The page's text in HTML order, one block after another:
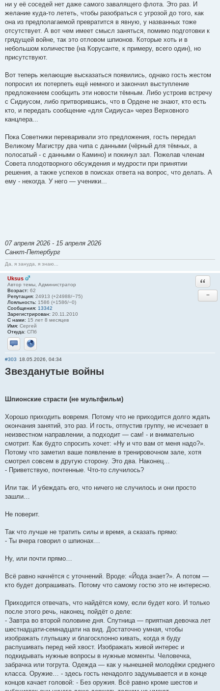
ни у её соседей нет даже самого завалящего флота. Это раз. И
желание куда-то лететь, чтобы разобраться с угрозой до того, как
она из предполагаемой превратится в явную, у названных тоже
отсутствует. А вот чем имеет смысл заняться, помимо подготовки к
грядущей войне, так это отловом шпионов. Которые хоть и в
небольшом количестве (на Корусанте, к примеру, всего один), но
присутствуют.
Вот теперь желающие высказаться появились, однако гость жестом
попросил их потерпеть ещё немного и закончил выступление
предложением сообщить эти новости тёмным. Либо устроив встречу
с Сидиусом, либо притворившись, что в Ордене не знают, кто есть
кто, и передать сообщение «для Сидиуса» через Верховного
канцлера...
Пока Советники переваривали это предложения, гость передал
Великому Магистру два чипа с данными (чёрный для тёмных, а
полосатый - с данными о Камино) и покинул зал. Пожелав членам
Совета плодотворного обсуждения и мудрости при принятии
решения, а также успехов в поисках ответа на вопрос, что делать. А
ему - некогда. У него — ученики...
07 апреля 2026 - 15 апреля 2026
Санкт-Петербург
Да, я зануда, я знаю...
Uksus
Автор темы, Администратор
Возраст: 62
Репутация: 24913 (+24988/−75)
Лояльность: 1586 (+1586/−0)
Сообщения: 13342
Зарегистрирован: 20.11.2010
С нами: 15 лет 8 месяцев
Имя: Сергей
Откуда: СПб
Отправить личное сообщение
Сайт
−
#303 18.05.2026, 04:34
Звезданутые войны
Шпионские страсти (не мультфильм)
Хорошо приходить вовремя. Потому что не приходится долго ждать
окончания занятий, это раз. И гость, отпустив группу, не исчезает в
неизвестном направлении, а подходит — сам! - и внимательно
смотрит. Как будто спросить хочет: «Ну и что вам от меня надо?».
Потому что заметил ваше появление в тренировочном зале, хотя
смотрел совсем в другую сторону. Это два. Наконец…
- Приветствую, почтенные. Что-то случилось?
Или так. И убеждать его, что ничего не случилось и они просто
зашли…
Не поверит.
Так что лучше не тратить силы и время, а сказать прямо:
- Ты вчера говорил о шпионах…
Ну, или почти прямо…
Всё равно начнётся с уточнений. Вроде: «Йода знает?». А потом —
кто будет допрашивать. Потому что самому гостю это не интересно.
Приходится отвечать, что найдётся кому, если будет кого. И только
после этого речь, наконец, пойдёт о деле:
- Завтра во второй половине дня. Спутница — приятная девочка лет
шестнадцати-семнадцати на вид. Достаточно умная, чтобы
изображать глупышку и благосклонно кивать, когда я буду
распушивать перед ней хвост. Изображать живой интерес и
подкидывать нужные вопросы в нужные моменты. Человечка,
забрачка или тогрута. Одежда — как у нынешней молодёжи среднего
класса. Оружие… - здесь гость ненадолго задумывается и в конце
концов качает головой: - Без оружия. Всё равно кроме шестов и